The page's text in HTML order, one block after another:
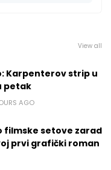
View all
Karpenterov strip u
petak
AGO
filmske setove zarad
prvi grafički roman